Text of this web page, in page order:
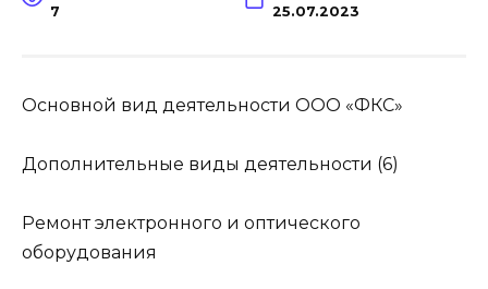
7 25.07.2023
Основной вид деятельности ООО «ФКС»
Дополнительные виды деятельности (6)
Ремонт электронного и оптического
оборудования